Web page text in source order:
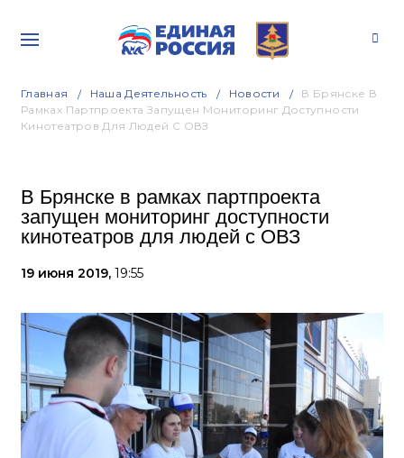
Главная Наша Деятельность Новости
В Брянске В
Рамках Партпроекта Запущен Мониторинг Доступности
Кинотеатров Для Людей С ОВЗ
В Брянске в рамках партпроекта
запущен мониторинг доступности
кинотеатров для людей с ОВЗ
19 июня 2019, 19:55